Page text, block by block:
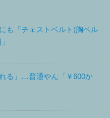
も『チェストベルト(胸ベル
る」…普通やん「￥600か